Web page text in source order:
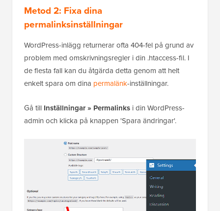
Metod 2: Fixa dina
permalinksinställningar
WordPress-inlägg returnerar ofta 404-fel på grund av
problem med omskrivningsregler i din .htaccess-fil. I
de flesta fall kan du åtgärda detta genom att helt
enkelt spara om dina permalänk-inställningar.
Gå till Inställningar » Permalinks i din WordPress-
admin och klicka på knappen 'Spara ändringar'.